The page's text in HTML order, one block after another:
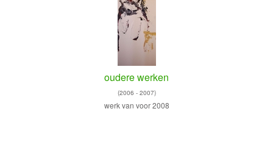
oudere werken
(2006 - 2007)
werk van voor 2008